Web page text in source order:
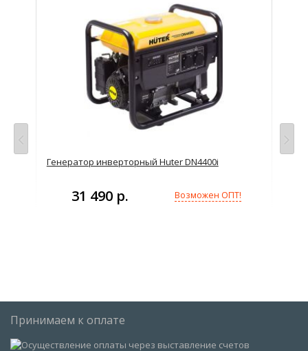
Генератор инверторный Huter DN4400i
31 490 р. Возможен ОПТ!
Принимаем к оплате